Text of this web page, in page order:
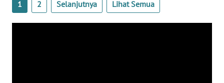
1 2 Selanjutnya Lihat Semua
NUSANTARA